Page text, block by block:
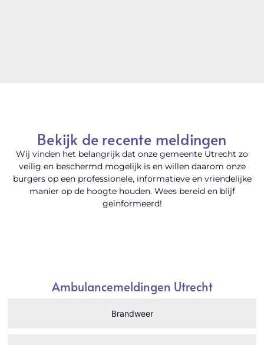
Bekijk de recente meldingen
Wij vinden het belangrijk dat onze gemeente Utrecht zo
veilig en beschermd mogelijk is en willen daarom onze
burgers op een professionele, informatieve en vriendelijke
manier op de hoogte houden. Wees bereid en blijf
geïnformeerd!
Brandweer
Ambulancemeldingen Utrecht